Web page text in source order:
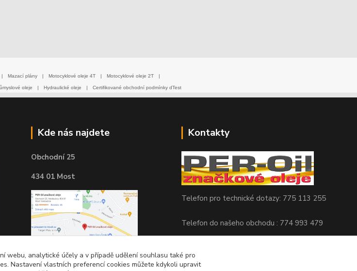
| Mazací plány | Motocyklové oleje 4T | Motocyklové oleje 2T |
oleje | Hydraulické oleje | Certifikované obchodní podmínky dTest
Kde nás najdete
Obchodní 25
434 01 Most
Kontakty
Telefon pro technické dotazy: 775 113 255
Telefon do našeho obchodu : 774 993 479
webu, analytické účely a v případě udělení souhlasu také pro
Nastavení vlastních preferencí cookies můžete kdykoli upravit